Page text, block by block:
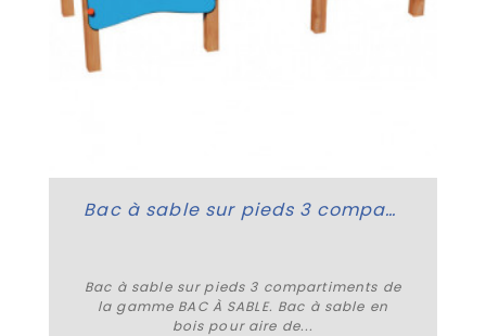
Bac à sable sur pieds 3 compartiments
Bac à sable sur pieds 3 compartiments de
la gamme BAC À SABLE. Bac à sable en
bois pour aire de...